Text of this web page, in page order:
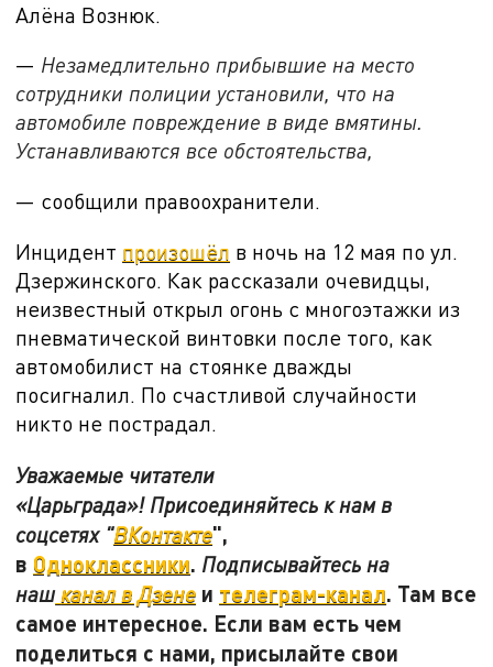
Алёна Вознюк.
— Незамедлительно прибывшие на место
сотрудники полиции установили, что на
автомобиле повреждение в виде вмятины.
Устанавливаются все обстоятельства,
— сообщили правоохранители.
Инцидент произошёл в ночь на 12 мая по ул.
Дзержинского. Как рассказали очевидцы,
неизвестный открыл огонь с многоэтажки из
пневматической винтовки после того, как
автомобилист на стоянке дважды
посигналил. По счастливой случайности
никто не пострадал.
Уважаемые читатели
«Царьграда»! Присоединяйтесь к нам в
соцсетях "ВКонтакте",
в Одноклассники. Подписывайтесь на
наш канал в Дзене и телеграм-канал. Там все
самое интересное. Если вам есть чем
поделиться с нами, присылайте свои